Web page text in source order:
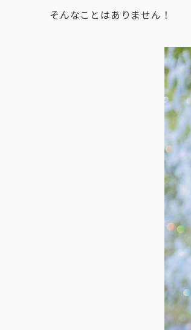
そんなことはありません！